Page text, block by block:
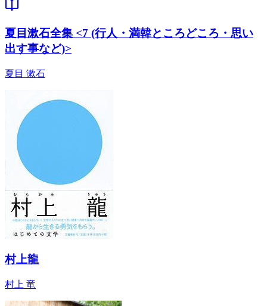
夏目漱石全集 <7 (行人・満韓ところどころ・思い
出す事など)>
夏目 漱石
村上龍
村上 竜